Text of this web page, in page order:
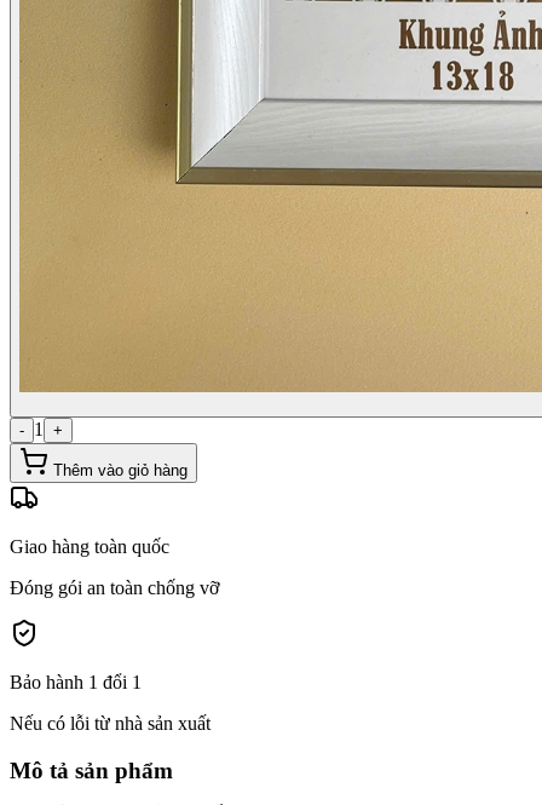
- 1 +
Thêm vào giỏ hàng
Giao hàng toàn quốc
Đóng gói an toàn chống vỡ
Bảo hành 1 đổi 1
Nếu có lỗi từ nhà sản xuất
Mô tả sản phẩm